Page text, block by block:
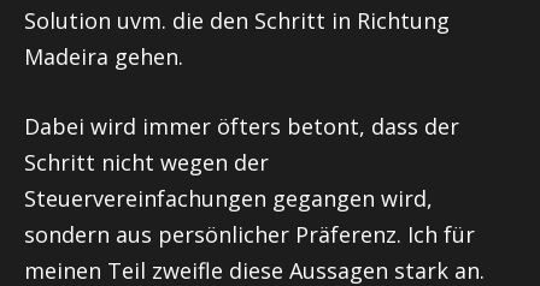
Solution uvm. die den Schritt in Richtung
Madeira gehen.
Dabei wird immer öfters betont, dass der
Schritt nicht wegen der
Steuervereinfachungen gegangen wird,
sondern aus persönlicher Präferenz. Ich für
meinen Teil zweifle diese Aussagen stark an.